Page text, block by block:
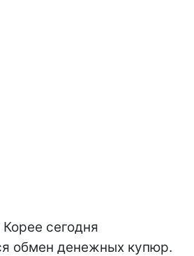
сегодня
обмен денежных купюр.